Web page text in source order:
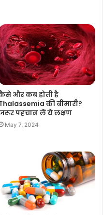
और कब होती है
की बीमारी?
पहचान लें ये लक्षण
May 7, 2024